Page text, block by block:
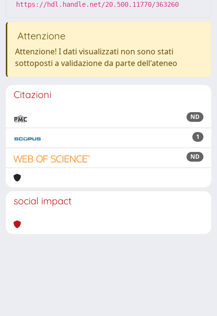
https://hdl.handle.net/20.500.11770/363260
Attenzione
Attenzione! I dati visualizzati non sono stati
sottoposti a validazione da parte dell'ateneo
Citazioni
ND
1
ND
social impact